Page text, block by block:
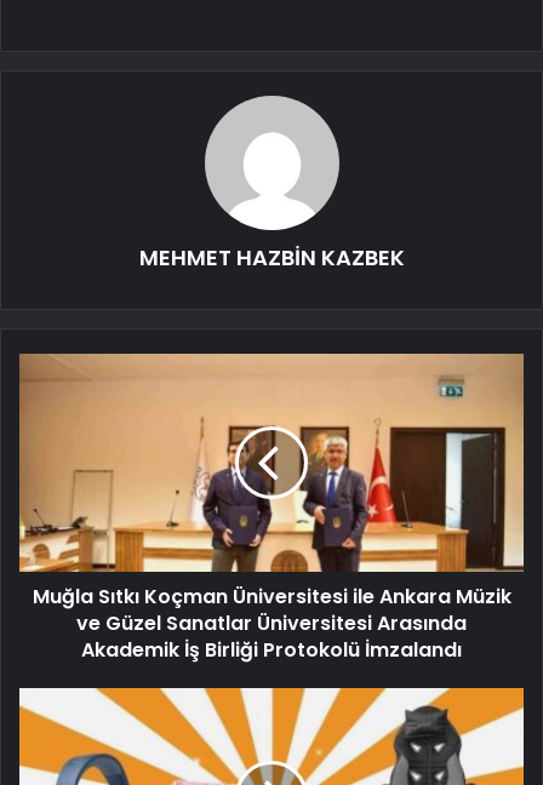
MEHMET HAZBİN KAZBEK
Muğla Sıtkı Koçman Üniversitesi ile Ankara Müzik
ve Güzel Sanatlar Üniversitesi Arasında
Akademik İş Birliği Protokolü İmzalandı